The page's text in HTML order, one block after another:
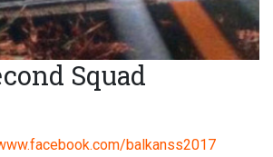
Squad
balkanss2017